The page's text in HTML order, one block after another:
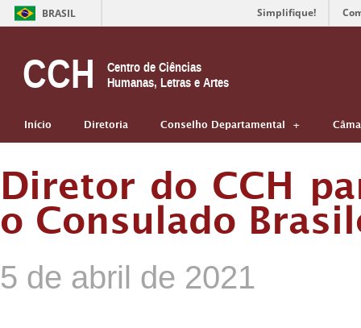
BRASIL Simplifique!
CCH
Centro de Ciências
Humanas, Letras e Artes
Início Diretoria Conselho Departamental
Diretor do CCH
o Consulado
5 de abril de 2021